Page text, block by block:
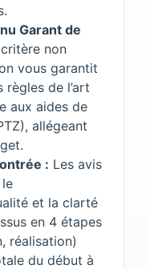
Garant de
critère non
vous garantit
de l’art
aux aides de
allégeant
: Les avis
et la clarté
en 4 étapes
réalisation)
du début à